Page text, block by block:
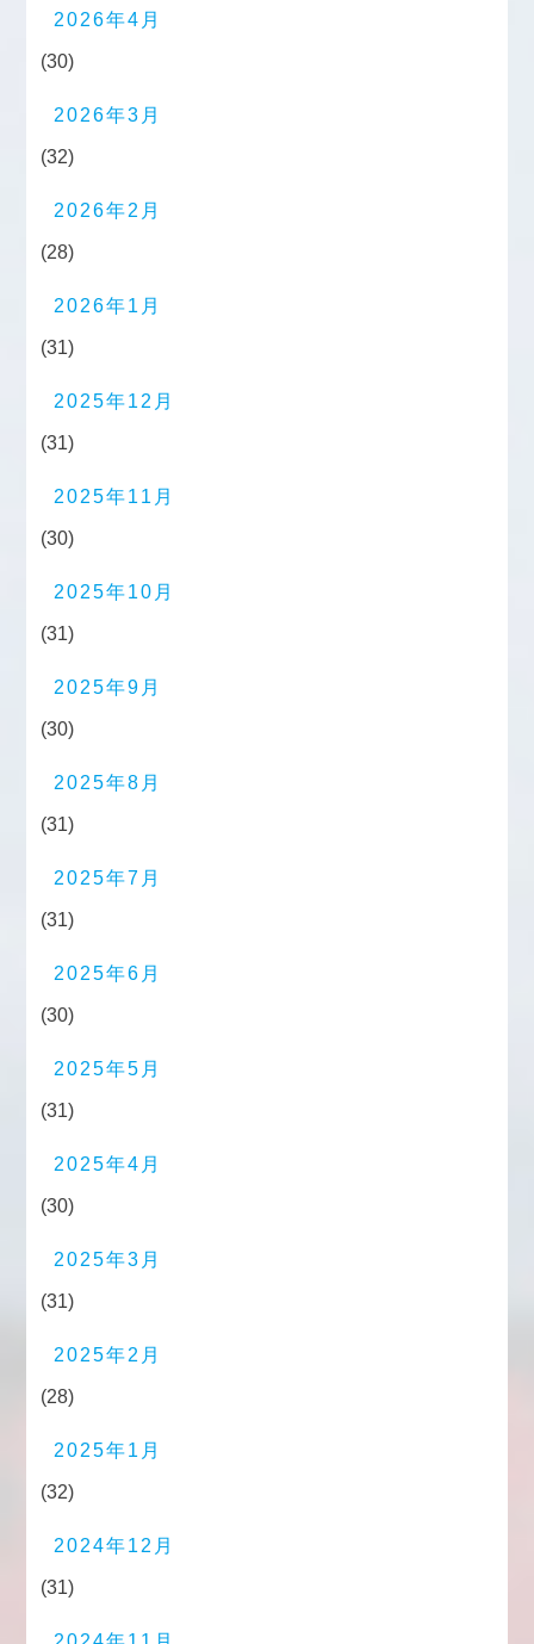
2026年4月
(30)
2026年3月
(32)
2026年2月
(28)
2026年1月
(31)
2025年12月
(31)
2025年11月
(30)
2025年10月
(31)
2025年9月
(30)
2025年8月
(31)
2025年7月
(31)
2025年6月
(30)
2025年5月
(31)
2025年4月
(30)
2025年3月
(31)
2025年2月
(28)
2025年1月
(32)
2024年12月
(31)